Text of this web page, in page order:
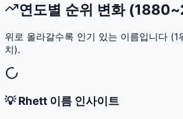
연도별 순위 변화
위로 올라갈수록 인기 있는 이름입니다 (1
치).
💡Rhett 이름 인사이트